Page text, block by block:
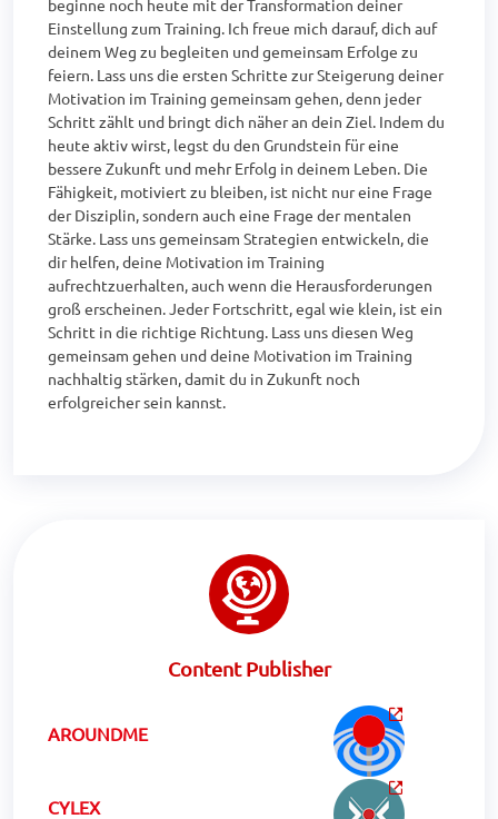
beginne noch heute mit der Transformation deiner
Einstellung zum Training. Ich freue mich darauf, dich auf
deinem Weg zu begleiten und gemeinsam Erfolge zu
feiern. Lass uns die ersten Schritte zur Steigerung deiner
Motivation im Training gemeinsam gehen, denn jeder
Schritt zählt und bringt dich näher an dein Ziel. Indem du
heute aktiv wirst, legst du den Grundstein für eine
bessere Zukunft und mehr Erfolg in deinem Leben. Die
Fähigkeit, motiviert zu bleiben, ist nicht nur eine Frage
der Disziplin, sondern auch eine Frage der mentalen
Stärke. Lass uns gemeinsam Strategien entwickeln, die
dir helfen, deine Motivation im Training
aufrechtzuerhalten, auch wenn die Herausforderungen
groß erscheinen. Jeder Fortschritt, egal wie klein, ist ein
Schritt in die richtige Richtung. Lass uns diesen Weg
gemeinsam gehen und deine Motivation im Training
nachhaltig stärken, damit du in Zukunft noch
erfolgreicher sein kannst.
Content Publisher
AROUNDME
CYLEX